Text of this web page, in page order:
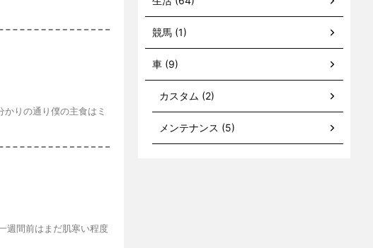
りの通り僕の主食はミ
週間前はまだ肌寒い程度
競馬 (1)
車 (9)
カスタム (2)
メンテナンス (5)